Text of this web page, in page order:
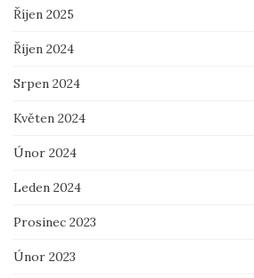
Říjen 2025
Říjen 2024
Srpen 2024
Květen 2024
Únor 2024
Leden 2024
Prosinec 2023
Únor 2023